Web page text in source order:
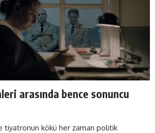
arasında bence sonuncu
tiyatronun kökü her zaman politik